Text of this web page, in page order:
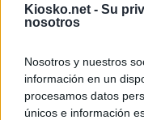
Kiosko.net - Su
nosotros
Nosotros y nuestros
información en un
procesamos datos
únicos e información